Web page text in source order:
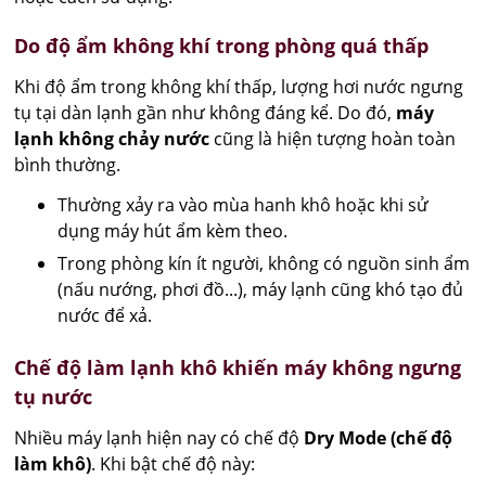
Do độ ẩm không khí trong phòng quá thấp
Khi độ ẩm trong không khí thấp, lượng hơi nước ngưng
tụ tại dàn lạnh gần như không đáng kể. Do đó, máy
lạnh không chảy nước cũng là hiện tượng hoàn toàn
bình thường.
Thường xảy ra vào mùa hanh khô hoặc khi sử
dụng máy hút ẩm kèm theo.
Trong phòng kín ít người, không có nguồn sinh ẩm
(nấu nướng, phơi đồ...), máy lạnh cũng khó tạo đủ
nước để xả.
Chế độ làm lạnh khô khiến máy không ngưng
tụ nước
Nhiều máy lạnh hiện nay có chế độ Dry Mode (chế độ
làm khô). Khi bật chế độ này: